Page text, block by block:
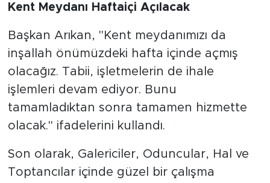
Kent Meydanı Haftaiçi Açılacak
Başkan Arıkan, "Kent meydanımızı da
inşallah önümüzdeki hafta içinde açmış
olacağız. Tabii, işletmelerin de ihale
işlemleri devam ediyor. Bunu
tamamladıktan sonra tamamen hizmette
olacak." ifadelerini kullandı.
Son olarak, Galericiler, Oduncular, Hal ve
Toptancılar içinde güzel bir çalışma